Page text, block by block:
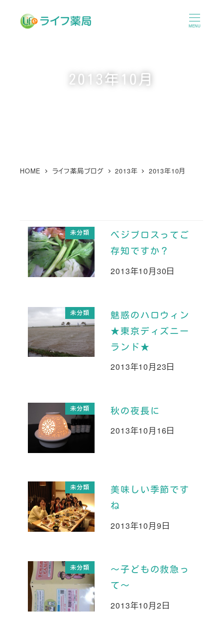
MENU
2013年10月
HOME ライフ薬局ブログ 2013年 2013年10月
未分類
べジブロスってご
存知ですか？
投稿日
2013年10月30日
未分類
魅惑のハロウィン
★東京ディズニー
ランド★
投稿日
2013年10月23日
未分類 秋の夜長に
投稿日
2013年10月16日
未分類
美味しい季節です
ね
投稿日
2013年10月9日
未分類
～子どもの救急っ
て～
投稿日
2013年10月2日